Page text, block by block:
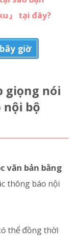
』 tại đây?
giờ
giọng nói
nội bộ
văn bản bằng
thông báo nội
thể đồng thời